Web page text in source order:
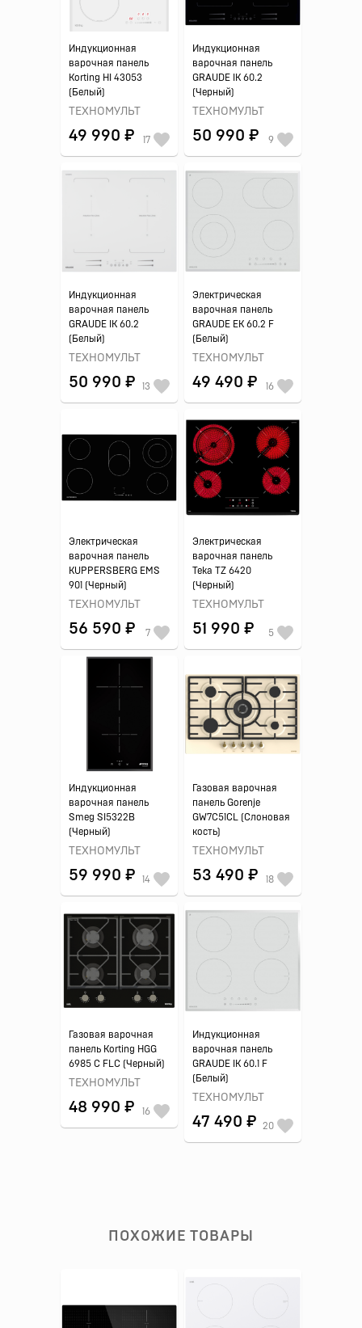
Индукционная
варочная панель
Korting HI 43053
(Белый)
ТЕХНОМУЛЬТ
49 990 ₽ 17
Индукционная
варочная панель
GRAUDE IK 60.2
(Черный)
ТЕХНОМУЛЬТ
50 990 ₽ 9
Индукционная
варочная панель
GRAUDE IK 60.2
(Белый)
ТЕХНОМУЛЬТ
50 990 ₽ 13
Электрическая
варочная панель
GRAUDE EK 60.2 F
(Белый)
ТЕХНОМУЛЬТ
49 490 ₽ 16
Электрическая
варочная панель
KUPPERSBERG EMS
901 (Черный)
ТЕХНОМУЛЬТ
56 590 ₽ 7
Электрическая
варочная панель
Teka TZ 6420
(Черный)
ТЕХНОМУЛЬТ
51 990 ₽ 5
Индукционная
варочная панель
Smeg SI5322B
(Черный)
ТЕХНОМУЛЬТ
59 990 ₽ 14
Газовая варочная
панель Gorenje
GW7C51CL (Слоновая
кость)
ТЕХНОМУЛЬТ
53 490 ₽ 18
Газовая варочная
панель Korting HGG
6985 C FLC (Черный)
ТЕХНОМУЛЬТ
48 990 ₽ 16
Индукционная
варочная панель
GRAUDE IK 60.1 F
(Белый)
ТЕХНОМУЛЬТ
47 490 ₽ 20
ПОХОЖИЕ ТОВАРЫ